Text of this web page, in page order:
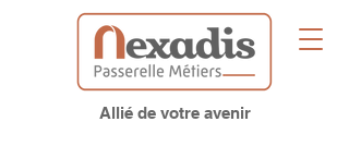
Allié de votre avenir